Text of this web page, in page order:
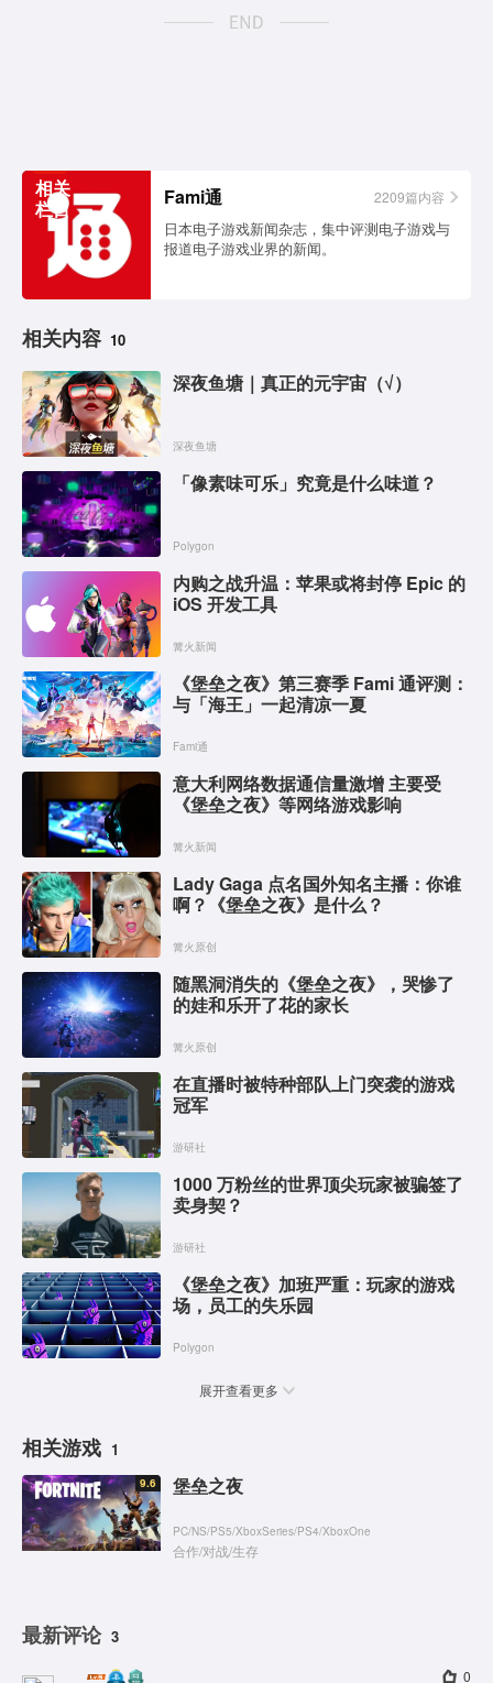
相关
栏目
Fami通 2209篇内容
日本电子游戏新闻杂志，集中评测电子游戏与
报道电子游戏业界的新闻。
相关内容 10
深夜鱼塘｜真正的元宇宙（√）
深夜鱼塘
「像素味可乐」究竟是什么味道？
Polygon
内购之战升温：苹果或将封停 Epic 的
iOS 开发工具
篝火新闻
《堡垒之夜》第三赛季 Fami 通评测：
与「海王」一起清凉一夏
Fami通
意大利网络数据通信量激增 主要受
《堡垒之夜》等网络游戏影响
篝火新闻
Lady Gaga 点名国外知名主播：你谁
啊？《堡垒之夜》是什么？
篝火原创
随黑洞消失的《堡垒之夜》，哭惨了
的娃和乐开了花的家长
篝火原创
在直播时被特种部队上门突袭的游戏
冠军
游研社
1000 万粉丝的世界顶尖玩家被骗签了
卖身契？
游研社
《堡垒之夜》加班严重：玩家的游戏
场，员工的失乐园
Polygon
展开查看更多
相关游戏 1
9.6 堡垒之夜
PC/NS/PS5/XboxSeries/PS4/XboxOne
合作/对战/生存
最新评论 3
0